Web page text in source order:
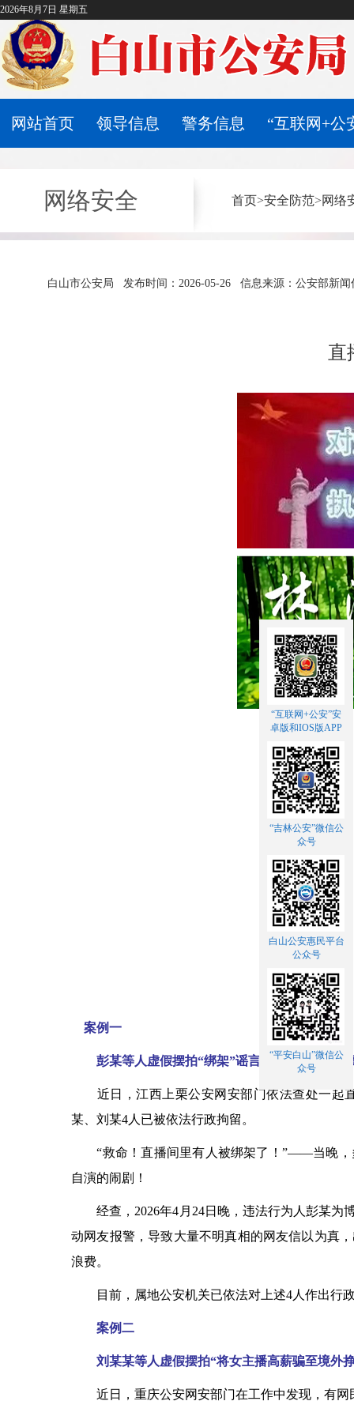
2026年8月7日 星期五
网站首页 领导信息 警务信息 “互联网+公
网络安全 首页>安全防范>网络
白山市公安局 发布时间：2026-05-26 信息来源：公安部新闻
直
案例一
彭某等人虚假摆拍“绑架”谣言并煽动网友报警
近日，江西上栗公安网安部门依法查处一起直
某、刘某4人已被依法行政拘留。
“救命！直播间里有人被绑架了！”——当晚，
自演的闹剧！
经查，2026年4月24日晚，违法行为人彭某为
动网友报警，导致大量不明真相的网友信以为真
浪费。
目前，属地公安机关已依法对上述4人作出行
案例二
刘某某等人虚假摆拍“将女主播高薪骗至境外
近日，重庆公安网安部门在工作中发现，有网
“互联网+公安”安
卓版和IOS版APP
“吉林公安”微信公
众号
白山公安惠民平台
公众号
“平安白山”微信公
众号